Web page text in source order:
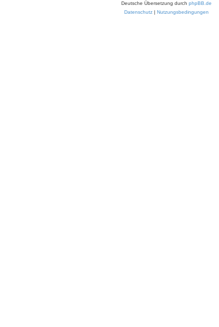
Deutsche Übersetzung durch phpBB.de
Datenschutz
Nutzungsbedingungen